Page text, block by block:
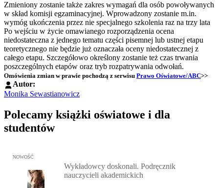
Zmieniony zostanie także zakres wymagań dla osób powoływanych
w skład komisji egzaminacyjnej. Wprowadzony zostanie m.in.
wymóg ukończenia przez nie specjalnego szkolenia raz na trzy lata
Po wejściu w życie omawianego rozporządzenia ocena
niedostateczna z jednego tematu części pisemnej lub ustnej etapu
teoretycznego nie będzie już oznaczała oceny niedostatecznej z
całego etapu. Szczegółowo określony zostanie też czas trwania
poszczególnych etapów oraz tryb rozpatrywania odwołań.
Omówienia zmian w prawie pochodzą z serwisu Prawo Oświatowe/ABC>>
Autor:
Monika Sewastianowicz
Polecamy książki oświatowe i dla
studentów
Przejdź do: Wykładowcy doskonali. Podręcznik nauczycieli
NOWOŚĆ
Wykładowcy doskonali. Podręcznik
nauczycieli akademickich